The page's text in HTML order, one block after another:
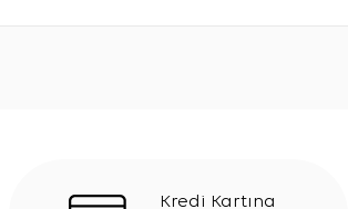
Kredi Kartına